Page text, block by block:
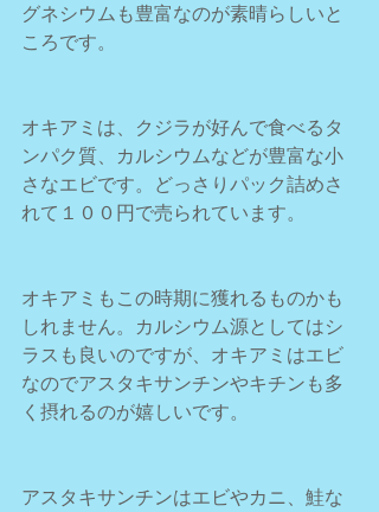
グネシウムも豊富なのが素晴らしいと
ころです。
オキアミは、クジラが好んで食べるタ
ンパク質、カルシウムなどが豊富な小
さなエビです。どっさりパック詰めさ
れて１００円で売られています。
オキアミもこの時期に獲れるものかも
しれません。カルシウム源としてはシ
ラスも良いのですが、オキアミはエビ
なのでアスタキサンチンやキチンも多
く摂れるのが嬉しいです。
アスタキサンチンはエビやカニ、鮭な